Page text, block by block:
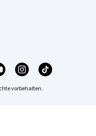
vorbehalten.